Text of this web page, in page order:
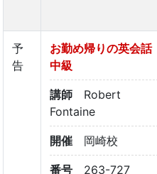
予
告
お勤め帰りの英会話
中級
講師
Robert
Fontaine
開催 岡崎校
番号 263-727